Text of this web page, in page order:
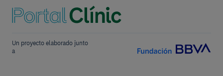
Un proyecto elaborado junto
a